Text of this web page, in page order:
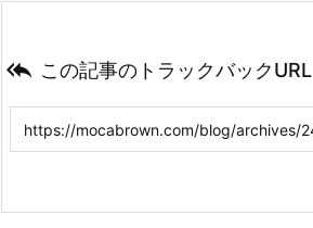
 この記事のトラックバックURL